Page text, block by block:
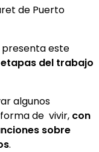
presenta este
del trabajo
algunos
de vivir, con
sobre
.